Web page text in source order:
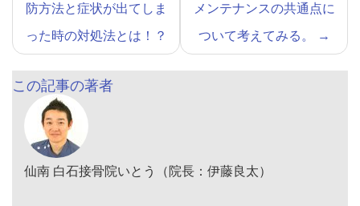
防方法と症状が出てしま
った時の対処法とは！？
メンテナンスの共通点に
ついて考えてみる。
→
この記事の著者
仙南 白石接骨院いとう（院長：伊藤良太）